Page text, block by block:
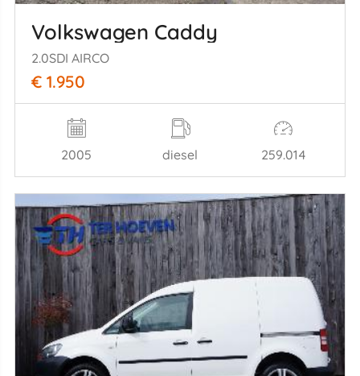
Volkswagen Caddy
2.0SDI AIRCO
€ 1.950
2005 diesel 259.014